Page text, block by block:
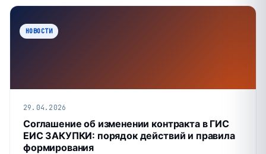
НОВОСТИ
29.04.2026
Соглашение об изменении контракта в ГИС
ЕИС ЗАКУПКИ: порядок действий и правила
формирования